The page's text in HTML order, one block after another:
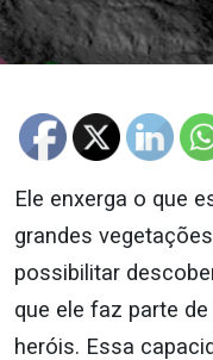
Ele enxerga o que
grandes
possibilitar
que ele faz parte
heróis. Essa